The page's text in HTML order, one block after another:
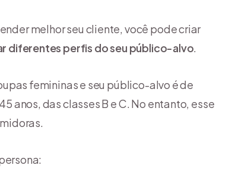
melhor seu cliente, você pode criar
diferentes perfis do seu público-alvo.
femininas e seu público-alvo é de
anos, das classes B e C. No entanto, esse